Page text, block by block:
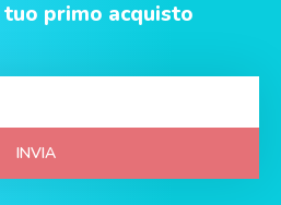
primo acquisto
INVIA